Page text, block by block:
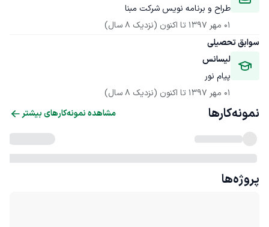
طراح و برنامه نویس شرکت مبنا
01 مهر 1397
تا اکنون (نزدیک 8 سال)
سوابق تحصیلی
لیسانس
پیام نور
01 مهر 1397
تا اکنون (نزدیک 8 سال)
نمونه‌کارها مشاهده نمونه‌کارهای بیشتر
پروژه‌ها